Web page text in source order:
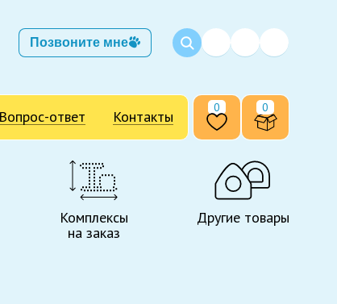
Позвоните мне
Вопрос-ответ Контакты 0 0
Комплексы
на заказ
Другие товары